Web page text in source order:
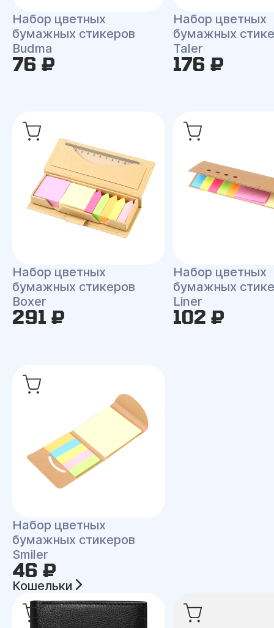
Набор цветных
бумажных стикеров
Budma
76 ₽
Набор цветных
бумажных
Taler
176 ₽
Набор цветных
бумажных стикеров
Boxer
291 ₽
Набор цветных
бумажных
Liner
102 ₽
Набор цветных
бумажных стикеров
Smiler
46 ₽
Кошельки